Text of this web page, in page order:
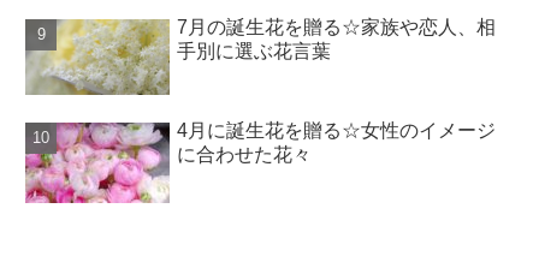
7月の誕生花を贈る☆家族や恋人、相
手別に選ぶ花言葉
4月に誕生花を贈る☆女性のイメージ
に合わせた花々